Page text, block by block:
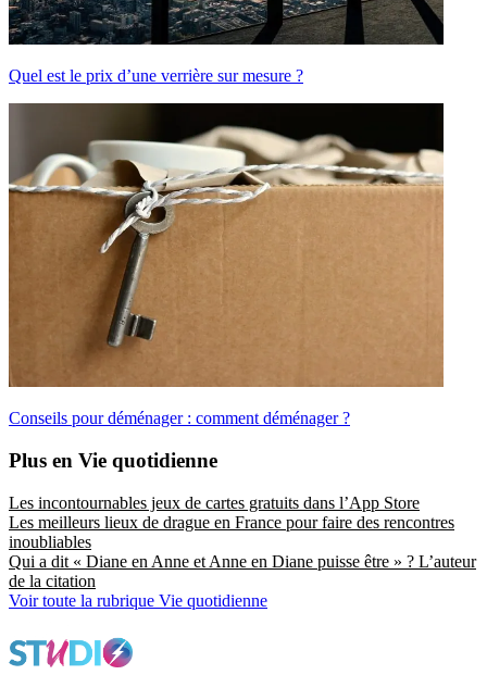
Quel est le prix d’une verrière sur mesure ?
Conseils pour déménager : comment déménager ?
Plus en Vie quotidienne
Les incontournables jeux de cartes gratuits dans l’App Store
Les meilleurs lieux de drague en France pour faire des rencontres
inoubliables
Qui a dit « Diane en Anne et Anne en Diane puisse être » ? L’auteur
de la citation
Voir toute la rubrique Vie quotidienne